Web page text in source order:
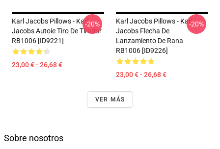
Karl Jacobs Pillows - Karl
Jacobs Autoie Tiro De Tirador
RB1006 [ID9221]
23,00 € - 26,68 €
-20%
Karl Jacobs Pillows - Karl
Jacobs Flecha De
Lanzamiento De Rana
RB1006 [ID9226]
23,00 € - 26,68 €
-20%
VER MÁS
Sobre nosotros